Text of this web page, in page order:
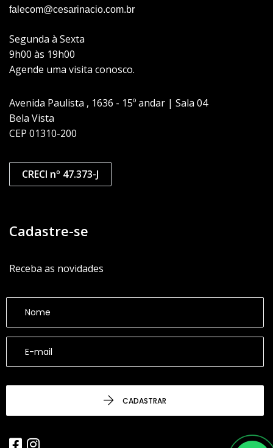
falecom@cesarinacio.com.br
Segunda à Sexta
9h00 às 19h00
Agende uma visita conosco.
Avenida Paulista , 1636 - 15º andar | Sala 04
Bela Vista
CEP 01310-200
CRECI nº 47.373-J
Cadastre-se
Receba as novidades
CADASTRAR